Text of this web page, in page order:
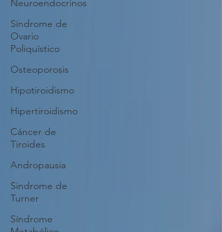
Neuroendocrinos
Síndrome de
Ovario
Poliquístico
Osteoporosis
Hipotiroidismo
Hipertiroidismo
Cáncer de
Tiroides
Andropausia
Sindrome de
Turner
Síndrome